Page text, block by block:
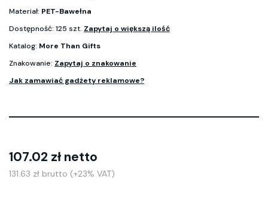
Materiał: PET-Bawełna
Dostępność: 125 szt. Zapytaj o większą ilość
Katalog: More Than Gifts
Znakowanie: Zapytaj o znakowanie
Jak zamawiać gadżety reklamowe?
107.02 zł netto
131.63 zł brutto (+23% VAT)